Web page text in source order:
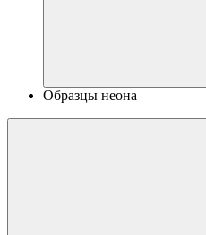
Образцы неона